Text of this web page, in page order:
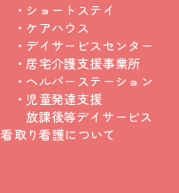
ショートステイ
ケアハウス
デイサービスセンター
居宅介護支援事業所
ヘルパーステーション
児童発達支援
放課後等デイサービス
看取り看護について